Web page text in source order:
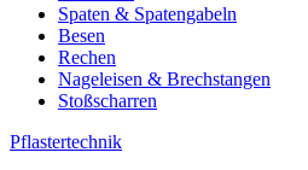
Spaten & Spatengabeln
Besen
Rechen
Nageleisen & Brechstangen
Stoßscharren
Pflastertechnik